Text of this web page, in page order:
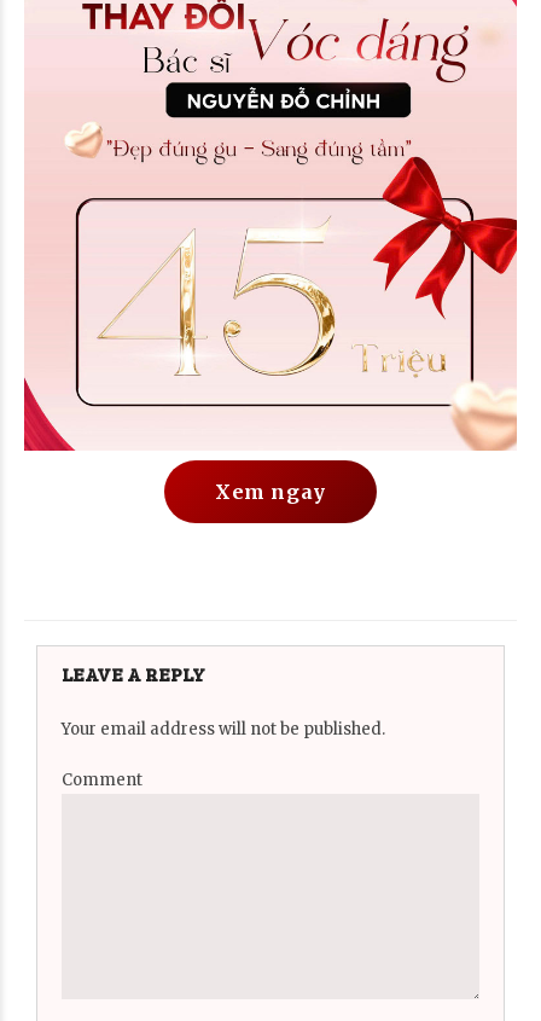
Xem ngay
LEAVE A REPLY
Your email address will not be published.
Comment